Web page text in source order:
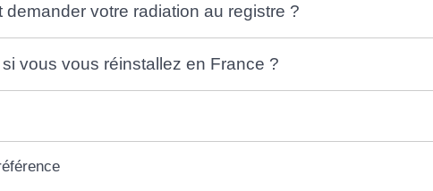
demander votre radiation au registre ?
vous vous réinstallez en France ?